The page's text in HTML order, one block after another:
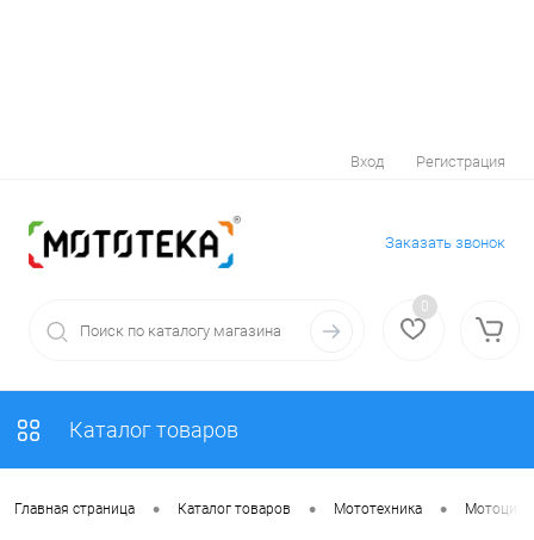
Вход Регистрация
Заказать звонок
0
Каталог товаров
Главная страница • Каталог товаров • Мототехника •